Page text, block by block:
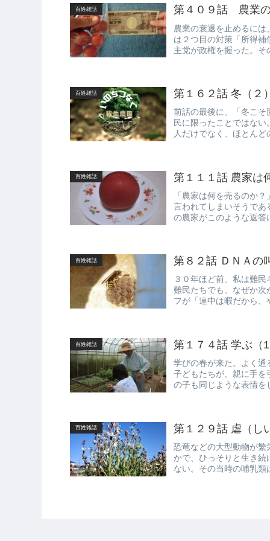
百姓雑話 第４０９話 農業
農業の衰退を止めるに
は２つ目の対策「所得
主党が政権を握った。
百姓雑話 第１６２話 冬（２
前話の最後に、「冬こそ
民に限ったことではな
人だけでなく、ほとん
百姓雑話 第１１１話 農家は
「農家は何を売るのか
言われてしまいそうであ
の農家がこのような返答
百姓雑話 第８２話 ＤＮＡの
３０年ほど前、私は難
難民たちでも、なぜか次
フが「連中は暇だから
百姓雑話 第１７４話 学ぶ（
学びの春が来た。よく通
子どもたちが、親に手を
の子も同じような表情を
百姓雑話 第１２９話 虐（し
恐竜などの大型動物が繁
かで、ひっそりと生き続
ない。その当時の哺乳